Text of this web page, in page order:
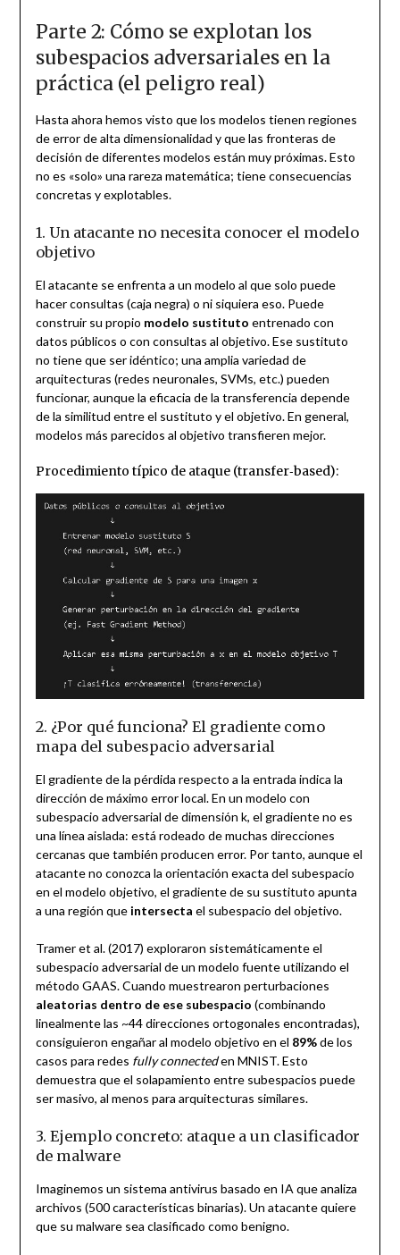
Parte 2: Cómo se explotan los
subespacios adversariales en la
práctica (el peligro real)
Hasta ahora hemos visto que los modelos tienen regiones
de error de alta dimensionalidad y que las fronteras de
decisión de diferentes modelos están muy próximas. Esto
no es «solo» una rareza matemática; tiene consecuencias
concretas y explotables.
1. Un atacante no necesita conocer el modelo
objetivo
El atacante se enfrenta a un modelo al que solo puede
hacer consultas (caja negra) o ni siquiera eso. Puede
construir su propio modelo sustituto entrenado con
datos públicos o con consultas al objetivo. Ese sustituto
no tiene que ser idéntico; una amplia variedad de
arquitecturas (redes neuronales, SVMs, etc.) pueden
funcionar, aunque la eficacia de la transferencia depende
de la similitud entre el sustituto y el objetivo. En general,
modelos más parecidos al objetivo transfieren mejor.
Procedimiento típico de ataque (transfer‑based):
2. ¿Por qué funciona? El gradiente como
mapa del subespacio adversarial
El gradiente de la pérdida respecto a la entrada indica la
dirección de máximo error local. En un modelo con
subespacio adversarial de dimensión k, el gradiente no es
una línea aislada: está rodeado de muchas direcciones
cercanas que también producen error. Por tanto, aunque el
atacante no conozca la orientación exacta del subespacio
en el modelo objetivo, el gradiente de su sustituto apunta
a una región que intersecta el subespacio del objetivo.
Tramer et al. (2017) exploraron sistemáticamente el
subespacio adversarial de un modelo fuente utilizando el
método GAAS. Cuando muestrearon perturbaciones
aleatorias dentro de ese subespacio (combinando
linealmente las ~44 direcciones ortogonales encontradas),
consiguieron engañar al modelo objetivo en el 89%de los
casos para redes fully connecteden MNIST. Esto
demuestra que el solapamiento entre subespacios puede
ser masivo, al menos para arquitecturas similares.
3. Ejemplo concreto: ataque a un clasificador
de malware
Imaginemos un sistema antivirus basado en IA que analiza
archivos (500 características binarias). Un atacante quiere
que su malware sea clasificado como benigno.